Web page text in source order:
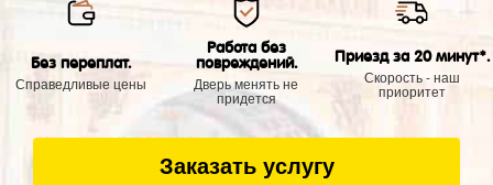
Без переплат.
Справедливые цены
Работа без
повреждений.
Дверь менять не
придется
Приезд за 20 минут*.
Скорость - наш
приоритет
Заказать услугу